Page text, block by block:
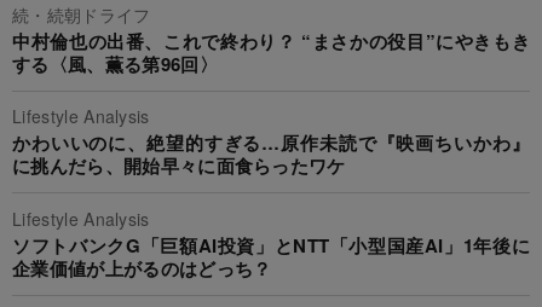
続・続朝ドライフ
中村倫也の出番、これで終わり？ “まさかの役目”にやきもき
する〈風、薫る第96回〉
Lifestyle Analysis
かわいいのに、絶望的すぎる…原作未読で『映画ちいかわ』
に挑んだら、開始早々に面食らったワケ
Lifestyle Analysis
ソフトバンクG「巨額AI投資」とNTT「小型国産AI」1年後に
企業価値が上がるのはどっち？